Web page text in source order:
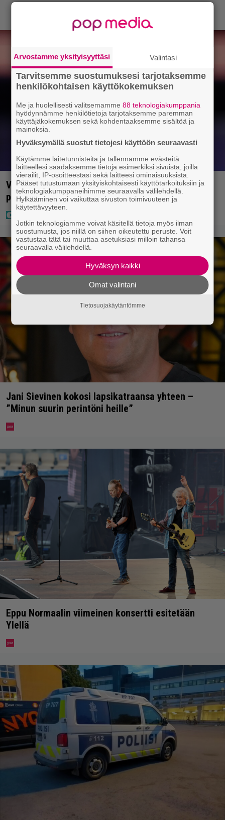
Vappu Pimiä sai huonoa palvelua ravintolassa –
pettyi siellä kahteen asiaan
Jani Sievinen kokosi lapsikatraansa yhteen –
”Minun suurin perintöni heille”
Eppu Normaalin viimeinen konsertti esitetään
Ylellä
Arvostamme yksityisyyttäsi Valintasi
Tarvitsemme suostumuksesi tarjotaksemme
henkilökohtaisen käyttökokemuksen
Me ja huolellisesti valitsemamme88 teknologiakumppania
hyödynnämme henkilötietoja tarjotaksemme paremman
käyttäjäkokemuksen sekä kohdentaaksemme sisältöä ja
mainoksia.
Hyväksymällä suostut tietojesi käyttöön seuraavasti
Käytämme laitetunnisteita ja tallennamme evästeitä
laitteellesi saadaksemme tietoja esimerkiksi sivuista, joilla
vierailit, IP-osoitteestasi sekä laitteesi ominaisuuksista.
Pääset tutustumaan yksityiskohtaisesti käyttötarkoituksiin ja
teknologiakumppaneihimme seuraavalla välilehdellä.
Hylkääminen voi vaikuttaa sivuston toimivuuteen ja
käytettävyyteen.
Jotkin teknologiamme voivat käsitellä tietoja myös ilman
suostumusta, jos niillä on siihen oikeutettu peruste. Voit
vastustaa tätä tai muuttaa asetuksiasi milloin tahansa
seuraavalla välilehdellä.
Hyväksyn kaikki
Omat valintani
Tietosuojakäytäntömme